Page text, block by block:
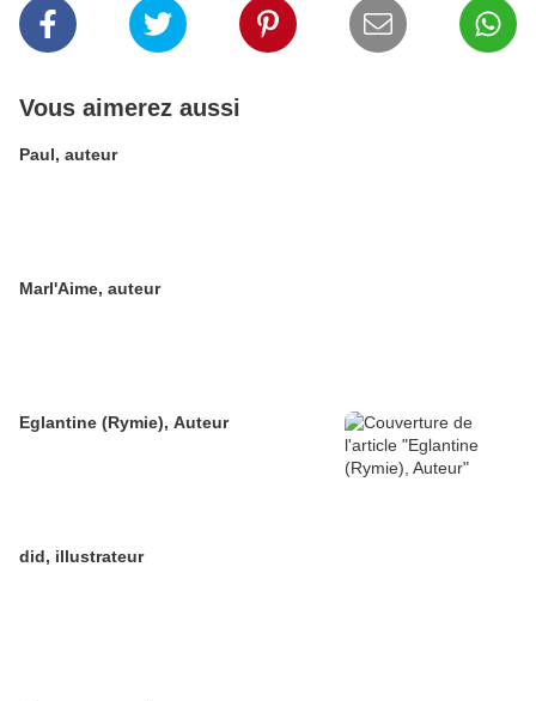
Vous aimerez aussi
Paul, auteur
Marl'Aime, auteur
Eglantine (Rymie), Auteur
did, illustrateur